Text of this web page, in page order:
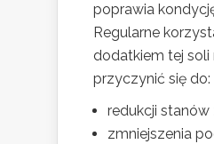
poprawia
Regularne
dodatkiem tej soli
przyczynić się do:
redukcji stanów
zmniejszenia